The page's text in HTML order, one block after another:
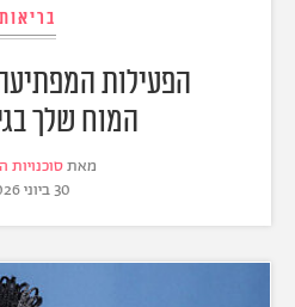
בריאות
הפעילות
המוח שלך
מאתסוכנויות
30 ביוני 2026